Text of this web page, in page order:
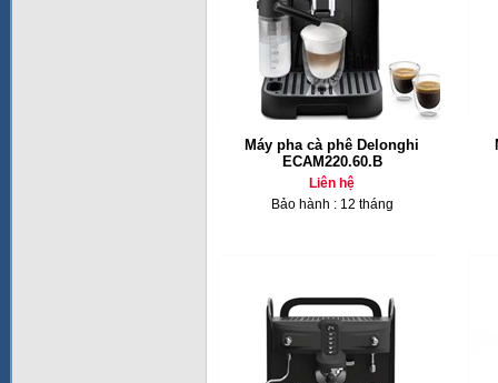
Máy pha cà phê Delonghi
ECAM220.60.B
Liên hệ
Bảo hành : 12 tháng